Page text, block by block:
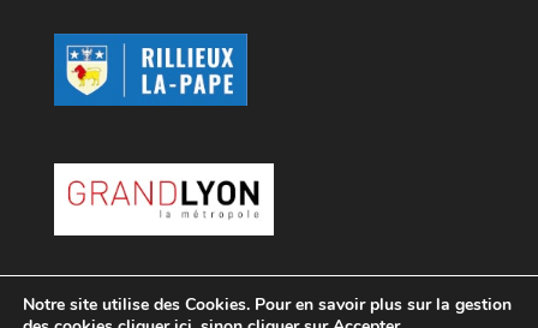
Notre site utilise des Cookies. Pour en savoir plus sur la gestion